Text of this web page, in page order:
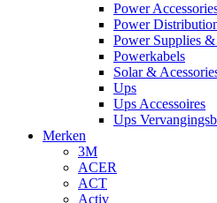
Power
Power
Power Supplies
Powerkabels
Solar &
Ups
Ups Accessoires
Ups
Merken
3M
ACER
ACT
Activ